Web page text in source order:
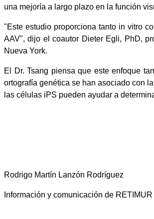
una mejoría a largo plazo en la función
"Este estudio proporciona tanto in vitro
AAV", dijo el coautor Dieter Egli, PhD,
Nueva York.
El Dr. Tsang piensa que este enfoque
ortografía genética se han asociado con
las células iPS pueden ayudar a
Rodrigo Martín Lanzón Rodríguez
Información y comunicación de RETIMUR